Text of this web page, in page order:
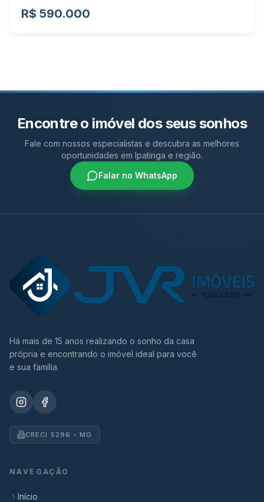
R$ 590.000
Encontre o imóvel dos seus sonhos
Fale com nossos especialistas e descubra as melhores
oportunidades em Ipatinga e região.
Falar no WhatsApp
Há mais de 15 anos realizando o sonho da casa
própria e encontrando o imóvel ideal para você
e sua família.
CRECI 5296 - MG
NAVEGAÇÃO
Início